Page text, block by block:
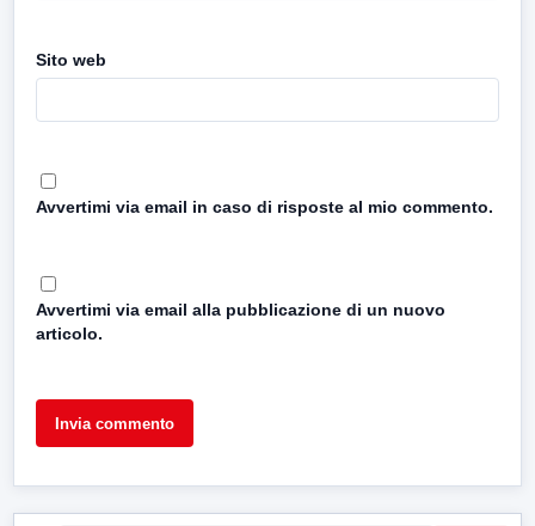
Sito web
Avvertimi via email in caso di risposte al mio commento.
Avvertimi via email alla pubblicazione di un nuovo
articolo.